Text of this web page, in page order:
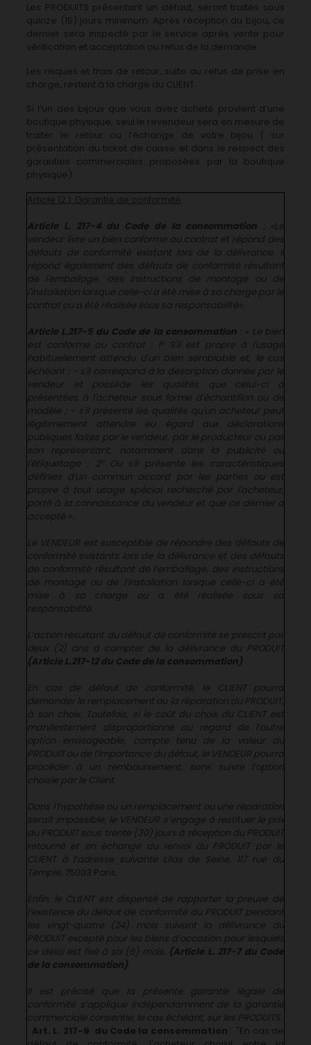
Les PRODUITS présentant un défaut, seront traités sous
quinze (15) jours minimum. Après réception du bijou, ce
dernier sera inspecté par le service après vente pour
vérification et acceptation ou refus de la demande.
Les risques et frais de retour, suite au refus de prise en
charge, restent à la charge du CLIENT.
Si l’un des bijoux que vous avez acheté provient d’une
boutique physique, seul le revendeur sera en mesure de
traiter le retour ou l’échange de votre bijou ( sur
présentation du ticket de caisse et dans le respect des
garanties commerciales proposées par la boutique
physique).
Article 12.1. Garantie de conformité
Article L. 217-4 du Code de la consommation : «Le
vendeur livre un bien conforme au contrat et répond des
défauts de conformité existant lors de la délivrance. Il
répond également des défauts de conformité résultant
de l'emballage, des instructions de montage ou de
l'installation lorsque celle-ci a été mise à sa charge par le
contrat ou a été réalisée sous sa responsabilité».
Article L.217-5 du Code de la consommation: « Le bien
est conforme au contrat : 1° S'il est propre à l'usage
habituellement attendu d'un bien semblable et, le cas
échéant : - s'il correspond à la description donnée par le
vendeur et possède les qualités que celui-ci a
présentées à l'acheteur sous forme d'échantillon ou de
modèle ; - s'il présente les qualités qu'un acheteur peut
légitimement attendre eu égard aux déclarations
publiques faites par le vendeur, par le producteur ou par
son représentant, notamment dans la publicité ou
l'étiquetage ; 2° Ou s'il présente les caractéristiques
définies d'un commun accord par les parties ou est
propre à tout usage spécial recherché par l'acheteur,
porté à la connaissance du vendeur et que ce dernier a
accepté ».
Le VENDEUR est susceptible de répondre des défauts de
conformité existants lors de la délivrance et des défauts
de conformité résultant de l’emballage, des instructions
de montage ou de l’installation lorsque celle-ci a été
mise à sa charge ou a été réalisée sous sa
responsabilité.
L’action résultant du défaut de conformité se prescrit par
deux (2) ans à compter de la délivrance du PRODUIT
(Article L.217-12 du Code de la consommation)
En cas de défaut de conformité, le CLIENT pourra
demander le remplacement ou la réparation du PRODUIT,
à son choix. Toutefois, si le coût du choix du CLIENT est
manifestement disproportionné au regard de l’autre
option envisageable, compte tenu de la valeur du
PRODUIT ou de l’importance du défaut, le VENDEUR pourra
procéder à un remboursement, sans suivre l’option
choisie par le Client.
Dans l’hypothèse ou un remplacement ou une réparation
serait impossible, le VENDEUR s’engage à restituer le prix
du PRODUIT sous trente (30) jours à réception du PRODUIT
retourné et en échange du renvoi du PRODUIT par le
CLIENT à l’adresse suivante Lilas de Seine, 117 rue du
Temple, 75003 Paris .
Enfin, le CLIENT est dispensé de rapporter la preuve de
l’existence du défaut de conformité du PRODUIT pendant
les vingt-quatre (24) mois suivant la délivrance du
PRODUIT excepté pour les biens d’occasion pour lesquels
ce délai est fixé à six (6) mois. (Article L. 217-7 du Code
de la consommation).
Il est précisé que la présente garantie légale de
conformité s’applique indépendamment de la garantie
commerciale consentie, le cas échéant, sur les PRODUITS.
Art. L. 217-9 du Code la consommation : "En cas de